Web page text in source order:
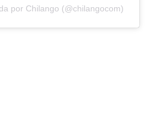
por Chilango (@chilangocom)